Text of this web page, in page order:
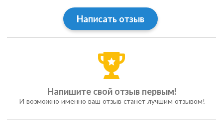
Написать отзыв
Напишите свой отзыв первым!
И возможно именно ваш отзыв станет лучшим отзывом!